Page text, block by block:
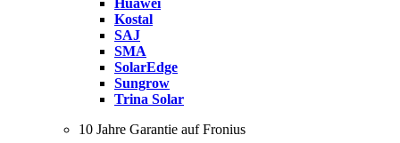
Kostal
SAJ
SMA
SolarEdge
Sungrow
Trina Solar
10 Jahre Garantie auf Fronius